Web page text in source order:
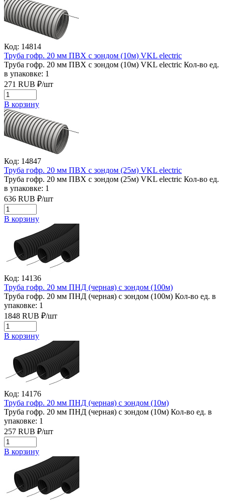
Код: 14814
Труба гофр. 20 мм ПВХ с зондом (10м) VKL electric
Труба гофр. 20 мм ПВХ с зондом (10м) VKL electric Кол-во ед.
в упаковке: 1
271 RUB ₽/шт
В корзину
Код: 14847
Труба гофр. 20 мм ПВХ с зондом (25м) VKL electric
Труба гофр. 20 мм ПВХ с зондом (25м) VKL electric Кол-во ед.
в упаковке: 1
636 RUB ₽/шт
В корзину
Код: 14136
Труба гофр. 20 мм ПНД (черная) с зондом (100м)
Труба гофр. 20 мм ПНД (черная) с зондом (100м) Кол-во ед. в
упаковке: 1
1848 RUB ₽/шт
В корзину
Код: 14176
Труба гофр. 20 мм ПНД (черная) с зондом (10м)
Труба гофр. 20 мм ПНД (черная) с зондом (10м) Кол-во ед. в
упаковке: 1
257 RUB ₽/шт
В корзину